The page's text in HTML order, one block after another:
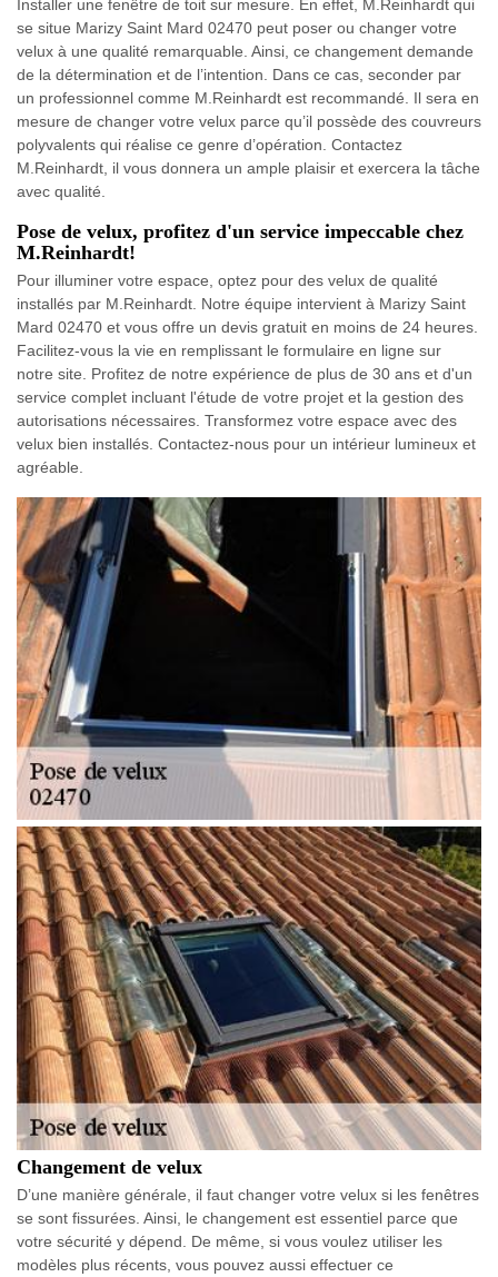
Installer une fenêtre de toit sur mesure. En effet, M.Reinhardt qui
se situe Marizy Saint Mard 02470 peut poser ou changer votre
velux à une qualité remarquable. Ainsi, ce changement demande
de la détermination et de l’intention. Dans ce cas, seconder par
un professionnel comme M.Reinhardt est recommandé. Il sera en
mesure de changer votre velux parce qu’il possède des couvreurs
polyvalents qui réalise ce genre d’opération. Contactez
M.Reinhardt, il vous donnera un ample plaisir et exercera la tâche
avec qualité.
Pose de velux, profitez d'un service impeccable chez
M.Reinhardt!
Pour illuminer votre espace, optez pour des velux de qualité
installés par M.Reinhardt. Notre équipe intervient à Marizy Saint
Mard 02470 et vous offre un devis gratuit en moins de 24 heures.
Facilitez-vous la vie en remplissant le formulaire en ligne sur
notre site. Profitez de notre expérience de plus de 30 ans et d'un
service complet incluant l'étude de votre projet et la gestion des
autorisations nécessaires. Transformez votre espace avec des
velux bien installés. Contactez-nous pour un intérieur lumineux et
agréable.
Changement de velux
D’une manière générale, il faut changer votre velux si les fenêtres
se sont fissurées. Ainsi, le changement est essentiel parce que
votre sécurité y dépend. De même, si vous voulez utiliser les
modèles plus récents, vous pouvez aussi effectuer ce